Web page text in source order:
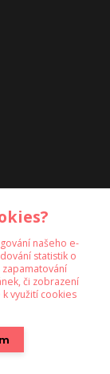
našeho e-
statistik o
či zobrazení
k využití cookies